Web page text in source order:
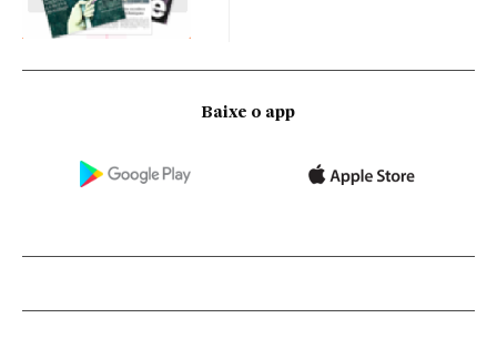
Baixe o app